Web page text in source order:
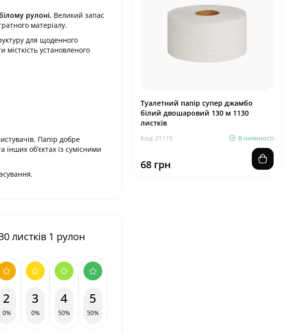
рулоні. Великий запас
матеріалу.
для щоденного
установленого
Папір добре
об’єктах із сумісними
листків 1 рулон
2
0%
3
0%
4
50%
5
50%
Туалетний папір супер джамбо
білий двошаровий 130 м 1130
листків
Код: 21115 В наявності
68 грн